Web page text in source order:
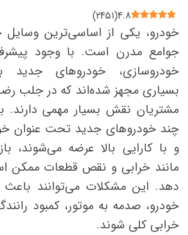
4.8
(
2451
)
خودرو، یکی از اساسی‌ترین وسایل
جوامع مدرن است. با وجود
خودروسازی، خودروهای جدید
بسیاری مجهز شده‌اند که در جلب
مشتریان نقش بسیار مهمی دارند.
چند خودروهای جدید تحت عنوان
و با کارایی بالا عرضه می‌شوند،
مانند خرابی و نقص قطعات ممکن
دهد. این مشکلات می‌توانند باعث
خودرو، صدمه به موتور، کمبود
خرابی کلی شوند.